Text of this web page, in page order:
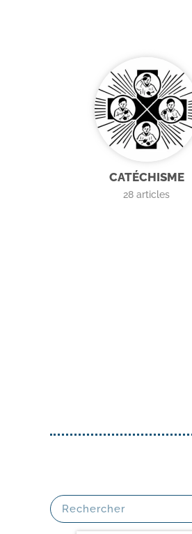
CATÉCHISME
28 articles